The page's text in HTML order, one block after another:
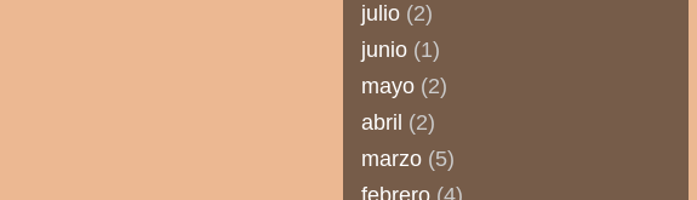
julio (2)
junio (1)
mayo (2)
abril (2)
marzo (5)